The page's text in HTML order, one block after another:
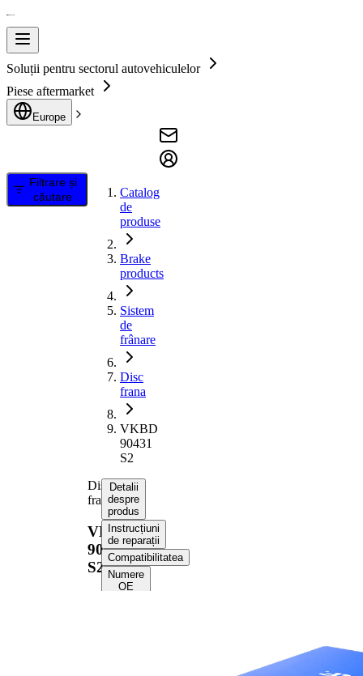
Soluții pentru sectorul autovehiculelor
Piese aftermarket
Europe
Filtrare și
căutare
Catalog
de
produse
Brake
products
Sistem
de
frânare
Disc
frana
VKBD
90431
S2
Disc
frana
VKBD
90431
S2
Detalii
despre
produs
Instrucțiuni
de reparații
Compatibilitatea
Numere
OE